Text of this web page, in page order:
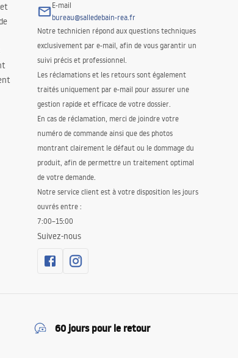
E-mail
bureau@salledebain-rea.fr
Notre technicien répond aux questions techniques
exclusivement par e-mail, afin de vous garantir un
suivi précis et professionnel.
Les réclamations et les retours sont également
traités uniquement par e-mail pour assurer une
gestion rapide et efficace de votre dossier.
En cas de réclamation, merci de joindre votre
numéro de commande ainsi que des photos
montrant clairement le défaut ou le dommage du
produit, afin de permettre un traitement optimal
de votre demande.
Notre service client est à votre disposition les jours
ouvrés entre :
7:00–15:00
Suivez-nous
60 jours pour le retour